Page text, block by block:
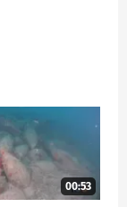
00:53